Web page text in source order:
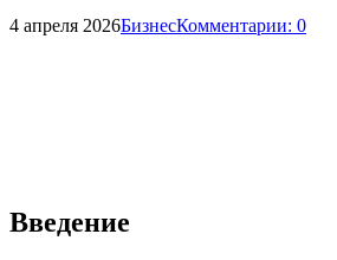
4 апреля 2026БизнесКомментарии: 0
Введение